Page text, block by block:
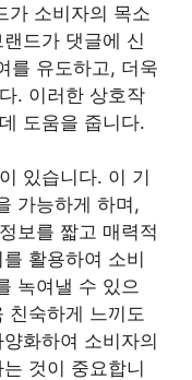
가 소비자의 목소
드가 댓글에 신
를 유도하고, 더욱
. 이러한 상호작
도움을 줍니다.
있습니다. 이 기
가능하게 하며,
보를 짧고 매력적
활용하여 소비
녹여낼 수 있으
친숙하게 느끼도
화하여 소비자의
것이 중요합니